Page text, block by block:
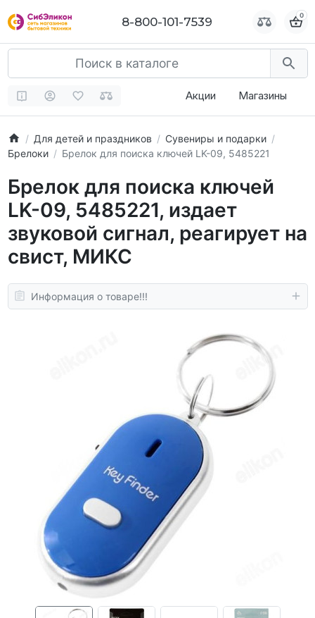
8-800-101-7539 0
Акции Магазины
Для детей и праздников
Сувениры и подарки
Брелоки
Брелок для поиска ключей LK-09, 5485221
Брелок для поиска ключей
LK-09, 5485221, издает
звуковой сигнал, реагирует на
свист, МИКС
Информация о товаре!!!
8-800-101-7539 0